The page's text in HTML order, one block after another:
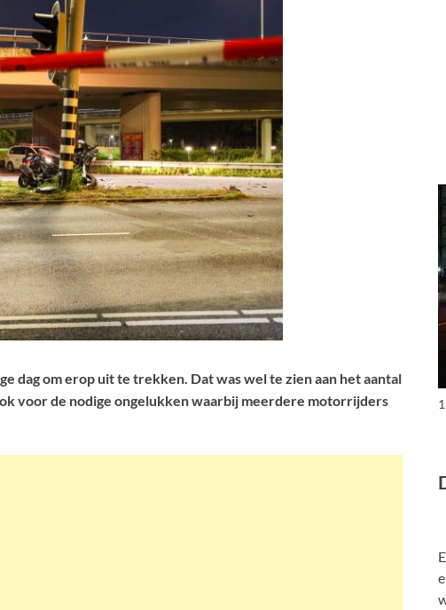
dag om erop uit te trekken. Dat was wel te zien aan het aantal
voor de nodige ongelukken waarbij meerdere motorrijders